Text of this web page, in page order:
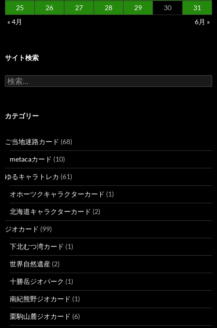
25
26 27 28 29 30
31
« 4月
6月 »
サイト検索
検
索:
カテゴリー
ご当地迷路カード (68)
metacaカード (10)
ゆるキャラトレカ (61)
オホーツクキャラクターカード (1)
北海道キャラクターカード (2)
ジオカード (99)
下北むつ湾カード (1)
世界自然遺産 (2)
十勝岳ジオパーク (1)
南紀熊野ジオカード (1)
栗駒山麓ジオカード (6)